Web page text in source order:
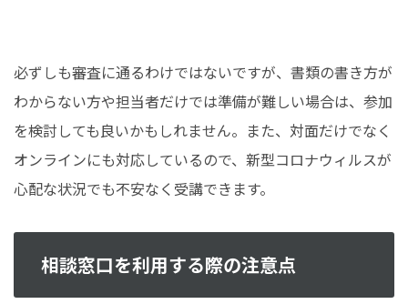
必ずしも審査に通るわけではないですが、書類の書き方が
わからない方や担当者だけでは準備が難しい場合は、参加
を検討しても良いかもしれません。また、対面だけでなく
オンラインにも対応しているので、新型コロナウィルスが
心配な状況でも不安なく受講できます。
相談窓口を利用する際の注意点